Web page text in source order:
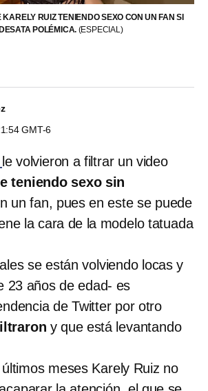
KARELY RUIZ TENIENDO SEXO CON UN FAN SI
POLÉMICA. (ESPECIAL)
GMT-6
le volvieron a filtrar un video
teniendo sexo sin
un fan, pues en este se puede
la cara de la modelo tatuada
se están volviendo locas y
23 años de edad- es
de Twitter por otro
y que está levantando
meses Karely Ruiz no